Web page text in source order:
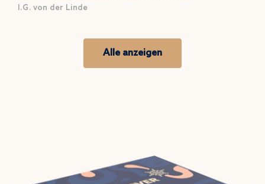
I.G. von der Linde
Alle anzeigen